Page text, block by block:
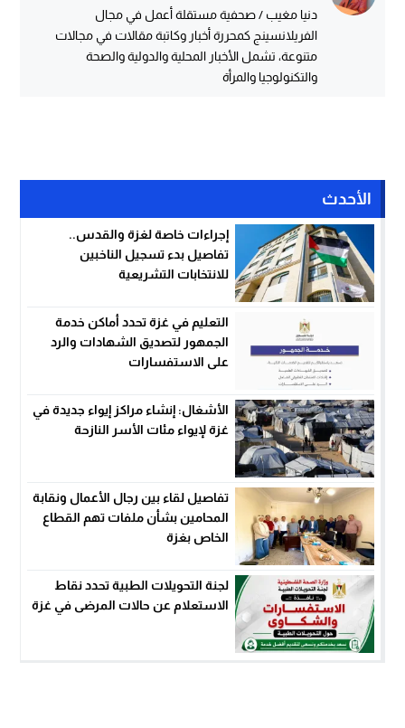
دنيا مغيب / صحفية مستقلة أعمل في مجال
الفريلانسينج كمحررة أخبار وكاتبة مقالات في مجالات
متنوعة، تشمل الأخبار المحلية والدولية والصحة
والتكنولوجيا والمرأة
الأحدث
إجراءات خاصة لغزة والقدس..
تفاصيل بدء تسجيل الناخبين
للانتخابات التشريعية
التعليم في غزة تحدد أماكن خدمة
الجمهور لتصديق الشهادات والرد
على الاستفسارات
الأشغال: إنشاء مراكز إيواء جديدة في
غزة لإيواء مئات الأسر النازحة
تفاصيل لقاء بين رجال الأعمال ونقابة
المحامين بشأن ملفات تهم القطاع
الخاص بغزة
لجنة التحويلات الطبية تحدد نقاط
الاستعلام عن حالات المرضى في غزة